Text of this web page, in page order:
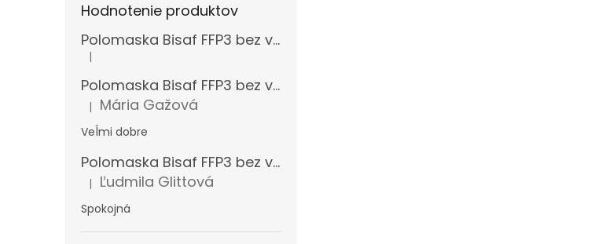
Hodnotenie produktov
Polomaska Bisaf FFP3 bez ventilčeka , balenie 15 ks
Hodnotenie produktu je 5 z 5 hviezdičiek.
|
Polomaska Bisaf FFP3 bez ventilčeka 99 % , balenie 1 ks
Hodnotenie produktu je 5 z 5 hviezdičiek.
| Mária Gažová
Veĺmi dobre
Polomaska Bisaf FFP3 bez ventilčeka , balenie 15 ks
Hodnotenie produktu je 5 z 5 hviezdičiek.
| Ľudmila Glittová
Spokojná